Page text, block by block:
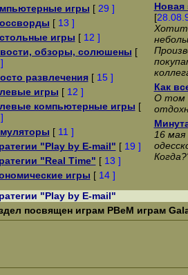
игры [ 29 ]
[ 13 ]
игры [ 12 ]
обзоры, солюшены [
развлечения[ 15 ]
игры [ 12 ]
компьютерные игры [
[ 11 ]
"Play by E-mail" [ 19 ]
"Real Time" [ 13 ]
игры [ 14 ]
Новая
[
Как
О том
16 мая
"Play by E-mail"
посвящен играм PBeM играм